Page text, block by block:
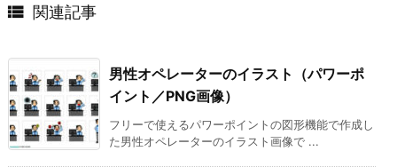
 関連記事
男性オペレーターのイラスト（パワーポ
イント／PNG画像）
フリーで使えるパワーポイントの図形機能で作成し
た男性オペレーターのイラスト画像で ...